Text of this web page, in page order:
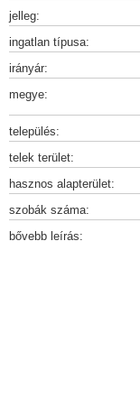
jelleg:
ingatlan típusa:
irányár:
megye:
település:
telek terület:
hasznos alapterület:
szobák száma:
bővebb leírás: